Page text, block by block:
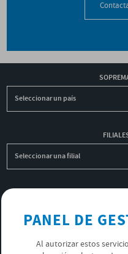
Seleccionar un país
Seleccionar una filial
PANEL DE
Al autorizar estos